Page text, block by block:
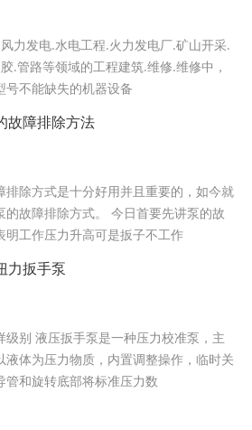
力发电.水电工程.火力发电厂.矿山开采.
.管路等领域的工程建筑.维修.维修中，
号不能缺失的机器设备
故障排除方法
排除方式是十分好用并且重要的，如今就
式。 今日首要先讲泵的故
明工作压力升高可是扳子不工作
力扳手泵
校准泵，主
液体为压力物质，内置调整操作，临时关
管和旋转底部将标准压力数